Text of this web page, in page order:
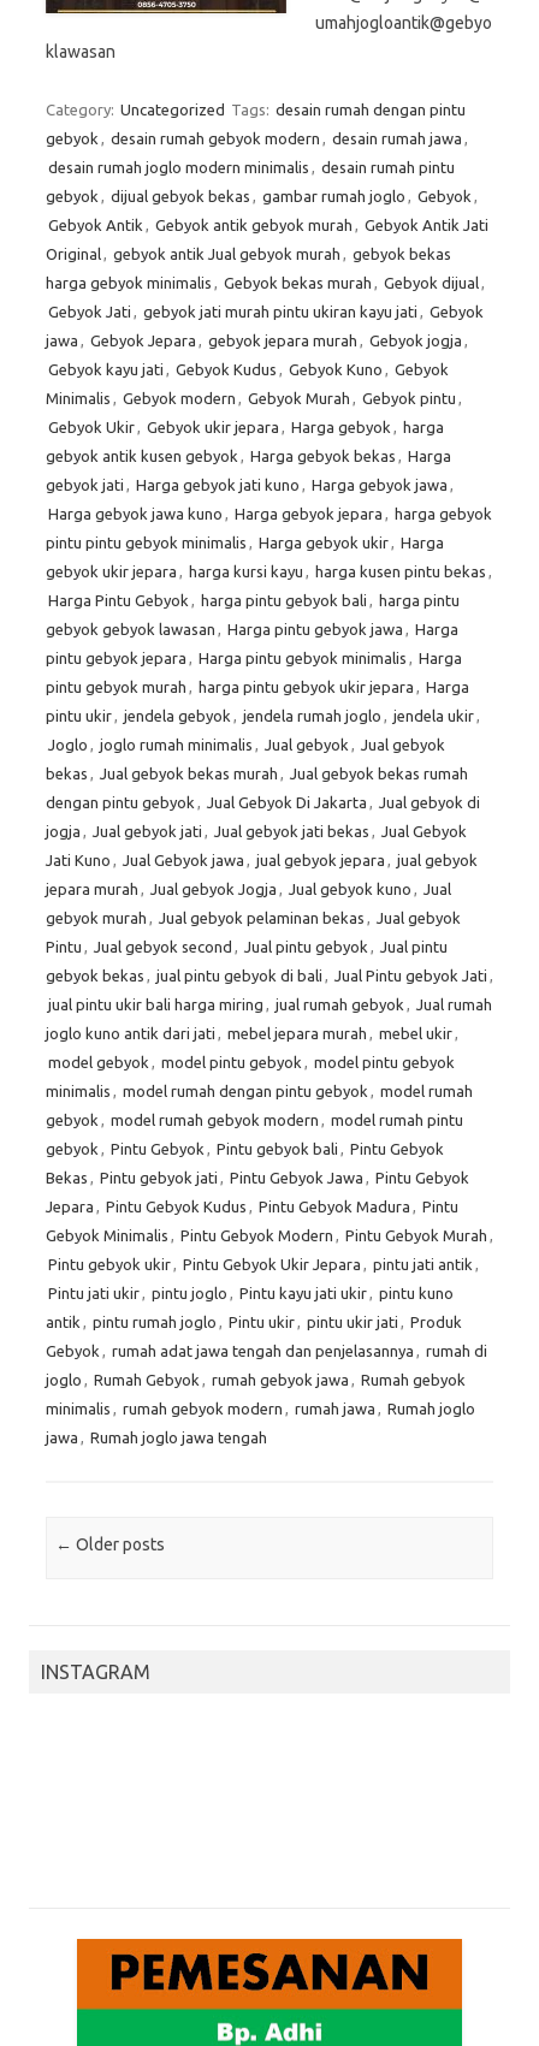
umahjogloantik@gebyo
klawasan
Category: Uncategorized Tags: desain rumah dengan pintu
gebyok , desain rumah gebyok modern , desain rumah jawa ,
desain rumah joglo modern minimalis , desain rumah pintu
gebyok , dijual gebyok bekas , gambar rumah joglo , Gebyok ,
Gebyok Antik , Gebyok antik gebyok murah , Gebyok Antik Jati
Original, gebyok antik Jual gebyok murah , gebyok bekas
harga gebyok minimalis , Gebyok bekas murah , Gebyok dijual,
Gebyok Jati , gebyok jati murah pintu ukiran kayu jati , Gebyok
jawa , Gebyok Jepara , gebyok jepara murah , Gebyok jogja ,
Gebyok kayu jati , Gebyok Kudus , Gebyok Kuno , Gebyok
Minimalis , Gebyok modern , Gebyok Murah , Gebyok pintu ,
Gebyok Ukir, Gebyok ukir jepara , Harga gebyok , harga
gebyok antik kusen gebyok , Harga gebyok bekas , Harga
gebyok jati , Harga gebyok jati kuno , Harga gebyok jawa ,
Harga gebyok jawa kuno , Harga gebyok jepara , harga gebyok
pintu pintu gebyok minimalis , Harga gebyok ukir, Harga
gebyok ukir jepara , harga kursi kayu , harga kusen pintu bekas ,
Harga Pintu Gebyok , harga pintu gebyok bali , harga pintu
gebyok gebyok lawasan , Harga pintu gebyok jawa , Harga
pintu gebyok jepara , Harga pintu gebyok minimalis , Harga
pintu gebyok murah , harga pintu gebyok ukir jepara , Harga
pintu ukir, jendela gebyok , jendela rumah joglo , jendela ukir,
Joglo , joglo rumah minimalis , Jual gebyok , Jual gebyok
bekas , Jual gebyok bekas murah , Jual gebyok bekas rumah
dengan pintu gebyok , Jual Gebyok Di Jakarta , Jual gebyok di
jogja , Jual gebyok jati , Jual gebyok jati bekas , Jual Gebyok
Jati Kuno , Jual Gebyok jawa , jual gebyok jepara , jual gebyok
jepara murah , Jual gebyok Jogja , Jual gebyok kuno , Jual
gebyok murah , Jual gebyok pelaminan bekas , Jual gebyok
Pintu , Jual gebyok second , Jual pintu gebyok , Jual pintu
gebyok bekas , jual pintu gebyok di bali , Jual Pintu gebyok Jati ,
jual pintu ukir bali harga miring , jual rumah gebyok , Jual rumah
joglo kuno antik dari jati , mebel jepara murah , mebel ukir,
model gebyok , model pintu gebyok , model pintu gebyok
minimalis , model rumah dengan pintu gebyok , model rumah
gebyok , model rumah gebyok modern , model rumah pintu
gebyok , Pintu Gebyok , Pintu gebyok bali , Pintu Gebyok
Bekas , Pintu gebyok jati , Pintu Gebyok Jawa , Pintu Gebyok
Jepara , Pintu Gebyok Kudus , Pintu Gebyok Madura , Pintu
Gebyok Minimalis , Pintu Gebyok Modern , Pintu Gebyok Murah ,
Pintu gebyok ukir, Pintu Gebyok Ukir Jepara , pintu jati antik ,
Pintu jati ukir, pintu joglo , Pintu kayu jati ukir, pintu kuno
antik , pintu rumah joglo , Pintu ukir, pintu ukir jati , Produk
Gebyok , rumah adat jawa tengah dan penjelasannya , rumah di
joglo , Rumah Gebyok , rumah gebyok jawa , Rumah gebyok
minimalis , rumah gebyok modern , rumah jawa , Rumah joglo
jawa , Rumah joglo jawa tengah
Post navigation
← Older posts
INSTAGRAM